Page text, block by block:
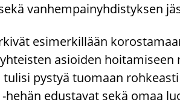
van­hem­pai­nyh­dis­tyk­sen
esi­mer­kil­lään
asioi­den
pys­tyä tuo­maan
edus­ta­vat sekä omaa